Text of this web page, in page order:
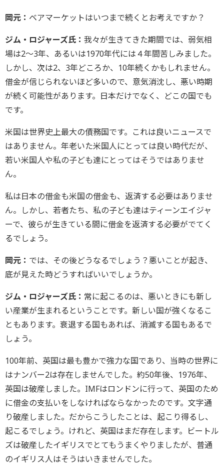
岡元： ベアマーケットはいつまで続くとお考えですか？
ジム・ロジャーズ氏： 我々が生きてきた期間では、弱気相
場は2～3年、あるいは1970年代には４年間苦しみました。
しかし、次は2、3年どころか、10年続くかもしれません。
借金が信じられないほど多いので、意気消沈し、悪い時期
が続く可能性があります。日本だけでなく、どこの国でも
です。
米国は世界史上最大の債務国です。これは良いニュースで
はありません。年老いた米国人にとっては良い時代だが、
若い米国人や私の子ども達にとってはそうではありませ
ん。
私は日本の借金も米国の借金も、返済する必要はありませ
ん。しかし、若者たち、私の子ども達はティーンエイジャ
ーで、彼らが生きている間に借金を返済する必要がでてく
るでしょう。
岡元： では、その後どうなるでしょう？悪いことが起き、
底が見えた時どうすればいいでしょうか。
ジム・ロジャーズ氏： 常に起こるのは、悪いときにも新し
い産業が生まれるということです。新しい国が強くなるこ
ともあります。衰退する国もあれば、消滅する国もあるで
しょう。
100年前、英国は最も豊かで強力な国であり、当時の世界に
はナンバー2は存在しませんでした。約50年後、1976年、
英国は破産しました。IMFはロンドンに行って、英国のため
に借金の支払いをしなければならなかったのです。文字通
り破産しました。だからこうしたことは、起こり得るし、
起こるでしょう。けれど、英国はまだ存在します。ビートル
ズは破産したイギリスでとてもうまくやりましたが、普通
のイギリス人はそうはいきませんでした。